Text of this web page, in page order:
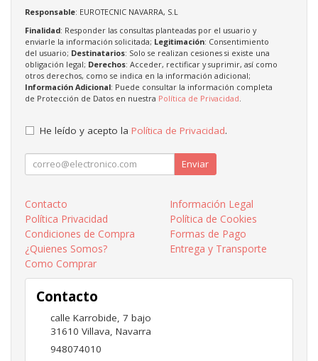
Responsable: EUROTECNIC NAVARRA, S.L
Finalidad: Responder las consultas planteadas por el usuario y
enviarle la información solicitada; Legitimación: Consentimiento
del usuario; Destinatarios: Solo se realizan cesiones si existe una
obligación legal; Derechos: Acceder, rectificar y suprimir, así como
otros derechos, como se indica en la información adicional;
Información Adicional: Puede consultar la información completa
de Protección de Datos en nuestra Política de Privacidad.
He leído y acepto la Política de Privacidad.
Enviar
Contacto
Información Legal
Política Privacidad
Política de Cookies
Condiciones de Compra
Formas de Pago
¿Quienes Somos?
Entrega y Transporte
Como Comprar
Contacto
calle Karrobide, 7 bajo
31610 Villava Navarra
948074010